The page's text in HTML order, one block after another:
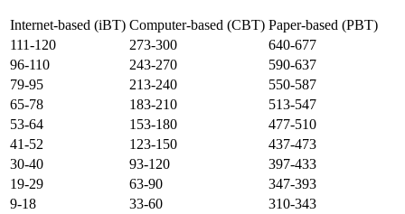
Internet-based (iBT) Computer-based (CBT) Paper-based (PBT)
111-120
273-300
640-677
96-110
243-270
590-637
79-95
213-240
550-587
65-78
183-210
513-547
53-64
153-180
477-510
41-52
123-150
437-473
30-40
93-120
397-433
19-29
63-90
347-393
9-18
33-60
310-343